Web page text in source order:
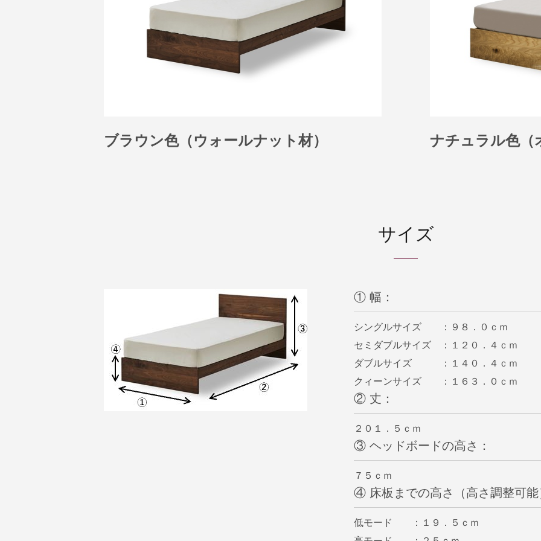
ブラウン色（ウォールナット材） ナチュラル色（
サイズ
① 幅：
シングルサイズ ：９８．０ｃｍ
セミダブルサイズ ：１２０．４ｃｍ
ダブルサイズ ：１４０．４ｃｍ
クィーンサイズ ：１６３．０ｃｍ
② 丈：
２０１．５ｃｍ
③ ヘッドボードの高さ：
７５ｃｍ
④ 床板までの高さ（高さ調整可能
低モード ：１９．５ｃｍ